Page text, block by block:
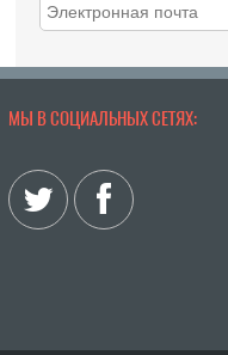
МЫ В СОЦИАЛЬНЫХ СЕТЯХ: